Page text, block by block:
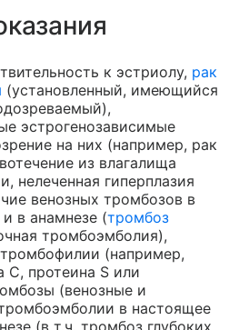
к эстриолу, рак
(установленный, имеющийся
эстрогенозависимые
на них (например, рак
из влагалища
нелеченная гиперплазия
венозных тромбозов в
в анамнезе (тромбоз
тромбоэмболия),
(например,
С, протеина S или
(венозные и
в настоящее